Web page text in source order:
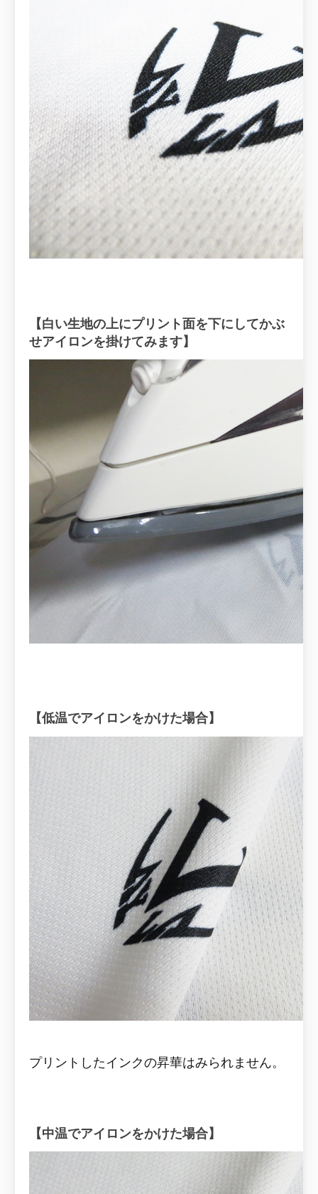
【白い生地の上にプリント面を下にしてかぶ
せアイロンを掛けてみます】
【低温でアイロンをかけた場合】
プリントしたインクの昇華はみられません。
【中温でアイロンをかけた場合】